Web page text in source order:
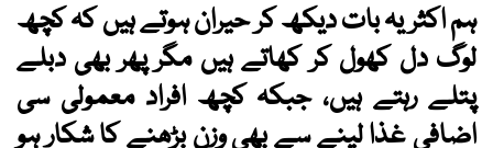
ہم اکثر یہ بات دیکھ کر حیران ہوتے ہیں کہ کچھ
لوگ دل کھول کر کھاتے ہیں مگر پھر بھی دبلے
پتلے رہتے ہیں، جبکہ کچھ افراد معمولی سی
اضافی غذا لینے سے بھی وزن بڑھنے کا شکار ہو